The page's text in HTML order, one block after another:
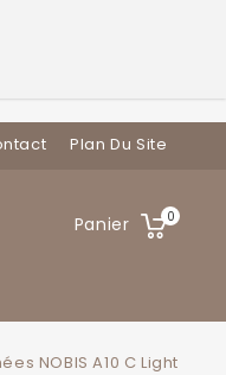
Plan Du Site
Panier 0
NOBIS A10 C Light